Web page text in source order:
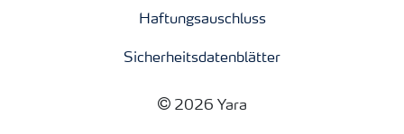
Haftungsauschluss
Sicherheitsdatenblätter
2026 Yara